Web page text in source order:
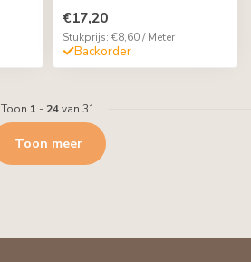
€17,20
Stukprijs: €8,60 / Meter
Backorder
Toon 1 - 24van 31
Toon meer